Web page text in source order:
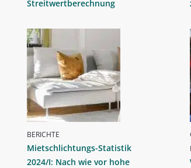
Streitwertberechnung
BERICHTE
Mietschlichtungs-Statistik
2024/I: Nach wie vor hohe